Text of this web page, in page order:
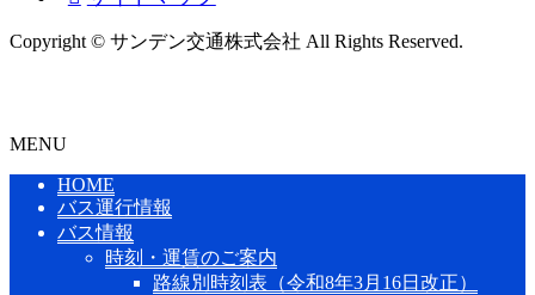
Copyright © サンデン交通株式会社 All Rights Reserved.
MENU
HOME
バス運行情報
バス情報
時刻・運賃のご案内
路線別時刻表（令和8年3月16日改正）